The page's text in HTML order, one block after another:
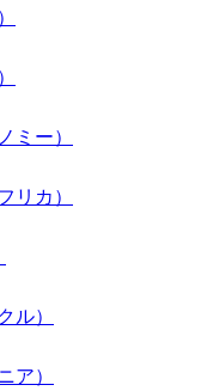
ミー）
リカ）
ル）
ア）